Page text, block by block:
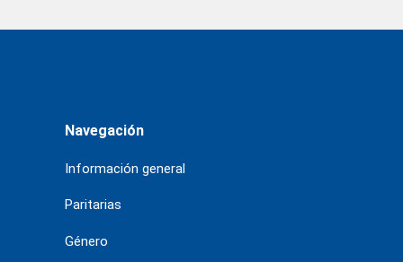
Navegación
Información general
Paritarias
Género